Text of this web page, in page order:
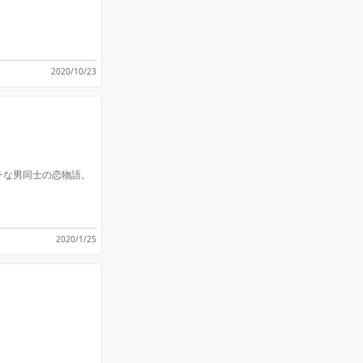
2020/10/23
男同士の恋物語。
2020/1/25